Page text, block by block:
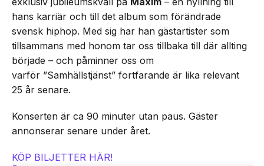
hans karriär och till det album som förändrade
svensk hiphop. Med sig har han gästartister som
tillsammans med honom tar oss tillbaka till där allting
började – och påminner oss om
varför ”Samhällstjänst” fortfarande är lika relevant
25 år senare.
Konserten är ca 90 minuter utan paus. Gäster
annonserar senare under året.
KÖP BILJETTER HÄR!